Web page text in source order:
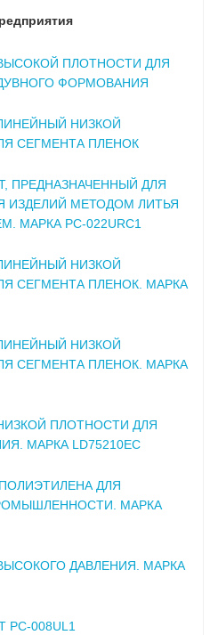
ПЛОТНОСТИ ДЛЯ
ФОРМОВАНИЯ
НИЗКОЙ
СЕГМЕНТА ПЛЕНОК
ПРЕДНАЗНАЧЕННЫЙ ДЛЯ
ИЗДЕЛИЙ МЕТОДОМ ЛИТЬЯ
МАРКА PC-022URC1
НИЗКОЙ
СЕГМЕНТА ПЛЕНОК. МАРКА
НИЗКОЙ
СЕГМЕНТА ПЛЕНОК. МАРКА
ПЛОТНОСТИ ДЛЯ
МАРКА LD75210EC
ДЛЯ
МАРКА
ДАВЛЕНИЯ. МАРКА
008UL1